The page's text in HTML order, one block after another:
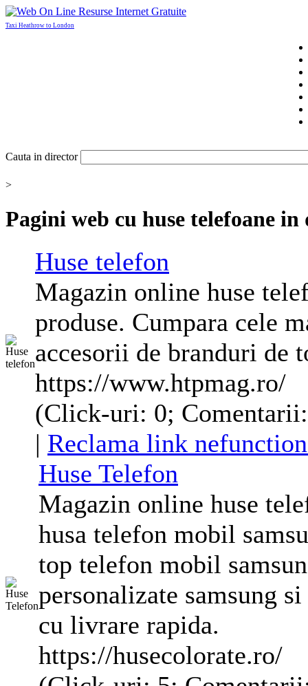
Taxi Heathrow to London
Cauta in director
>
Pagini web cu huse telefoane in
Huse telefon
Magazin online huse
produse. Cumpara cele
accesorii de branduri de
https://www.htpmag.ro/
(Click-uri: 0;
| Reclama link
Huse Telefon
Magazin online huse
husa telefon mobil
top telefon mobil
personalizate samsung
cu livrare rapida.
https://husecolorate.ro/